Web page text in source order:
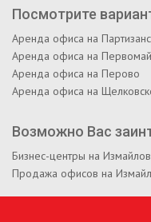
Посмотрите
Аренда офиса на
Аренда офиса на
Аренда офиса на Перово
Аренда офиса на
Возможно Вас
Бизнес-центры на
Продажа офисов на